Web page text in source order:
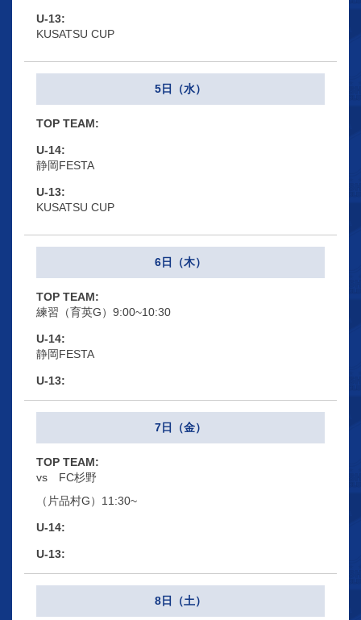
KUSATSU CUP
5日（水）
静岡FESTA
KUSATSU CUP
6日（木）
練習（育英G）9:00~10:30
静岡FESTA
7日（金）
vs FC杉野
（片品村G）11:30~
8日（土）